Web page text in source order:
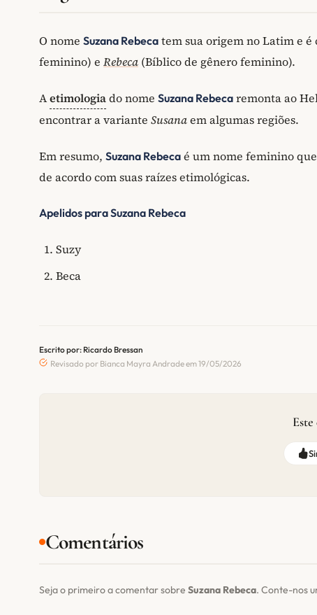
O nome Suzana Rebeca tem sua origem no Latim e é
feminino) e Rebeca (Bíblico de gênero feminino).
Aetimologiado nome Suzana Rebeca remonta ao
encontrar a variante Susanaem algumas regiões.
Em resumo, Suzana Rebeca é um nome feminino
de acordo com suas raízes etimológicas.
Apelidos para Suzana Rebeca
Suzy
Beca
Escrito por: Ricardo Bressan
Revisado por Bianca Mayra Andrade em 19/05/2026
Comentários
Seja o primeiro a comentar sobre Suzana Rebeca. Conte-nos